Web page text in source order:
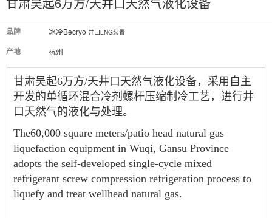
品牌 冰冷Becryo 井口LNG装置
产地 杭州
甘肃吴起6万方/天井口天然气液化设备，采用自主
开发的单循环混合冷剂螺杆压缩制冷工艺，进行井
口天然气的液化与处理。
The60,000 square meters/patio head natural gas
liquefaction equipment in Wuqi, Gansu Province
adopts the self-developed single-cycle mixed
refrigerant screw compression refrigeration process to
liquefy and treat wellhead natural gas.